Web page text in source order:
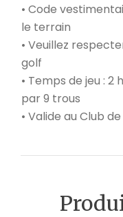
• Code
le terrain
• Veuillez
golf
• Temps de jeu : 2
par 9 trous
• Valide au Club